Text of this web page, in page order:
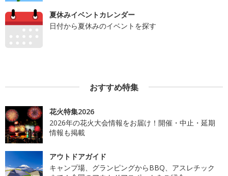
夏休みイベントカレンダー
日付から夏休みのイベントを探す
おすすめ特集
花火特集2026
2026年の花火大会情報をお届け！開催・中止・延期
情報も掲載
アウトドアガイド
キャンプ場、グランピングからBBQ、アスレチック